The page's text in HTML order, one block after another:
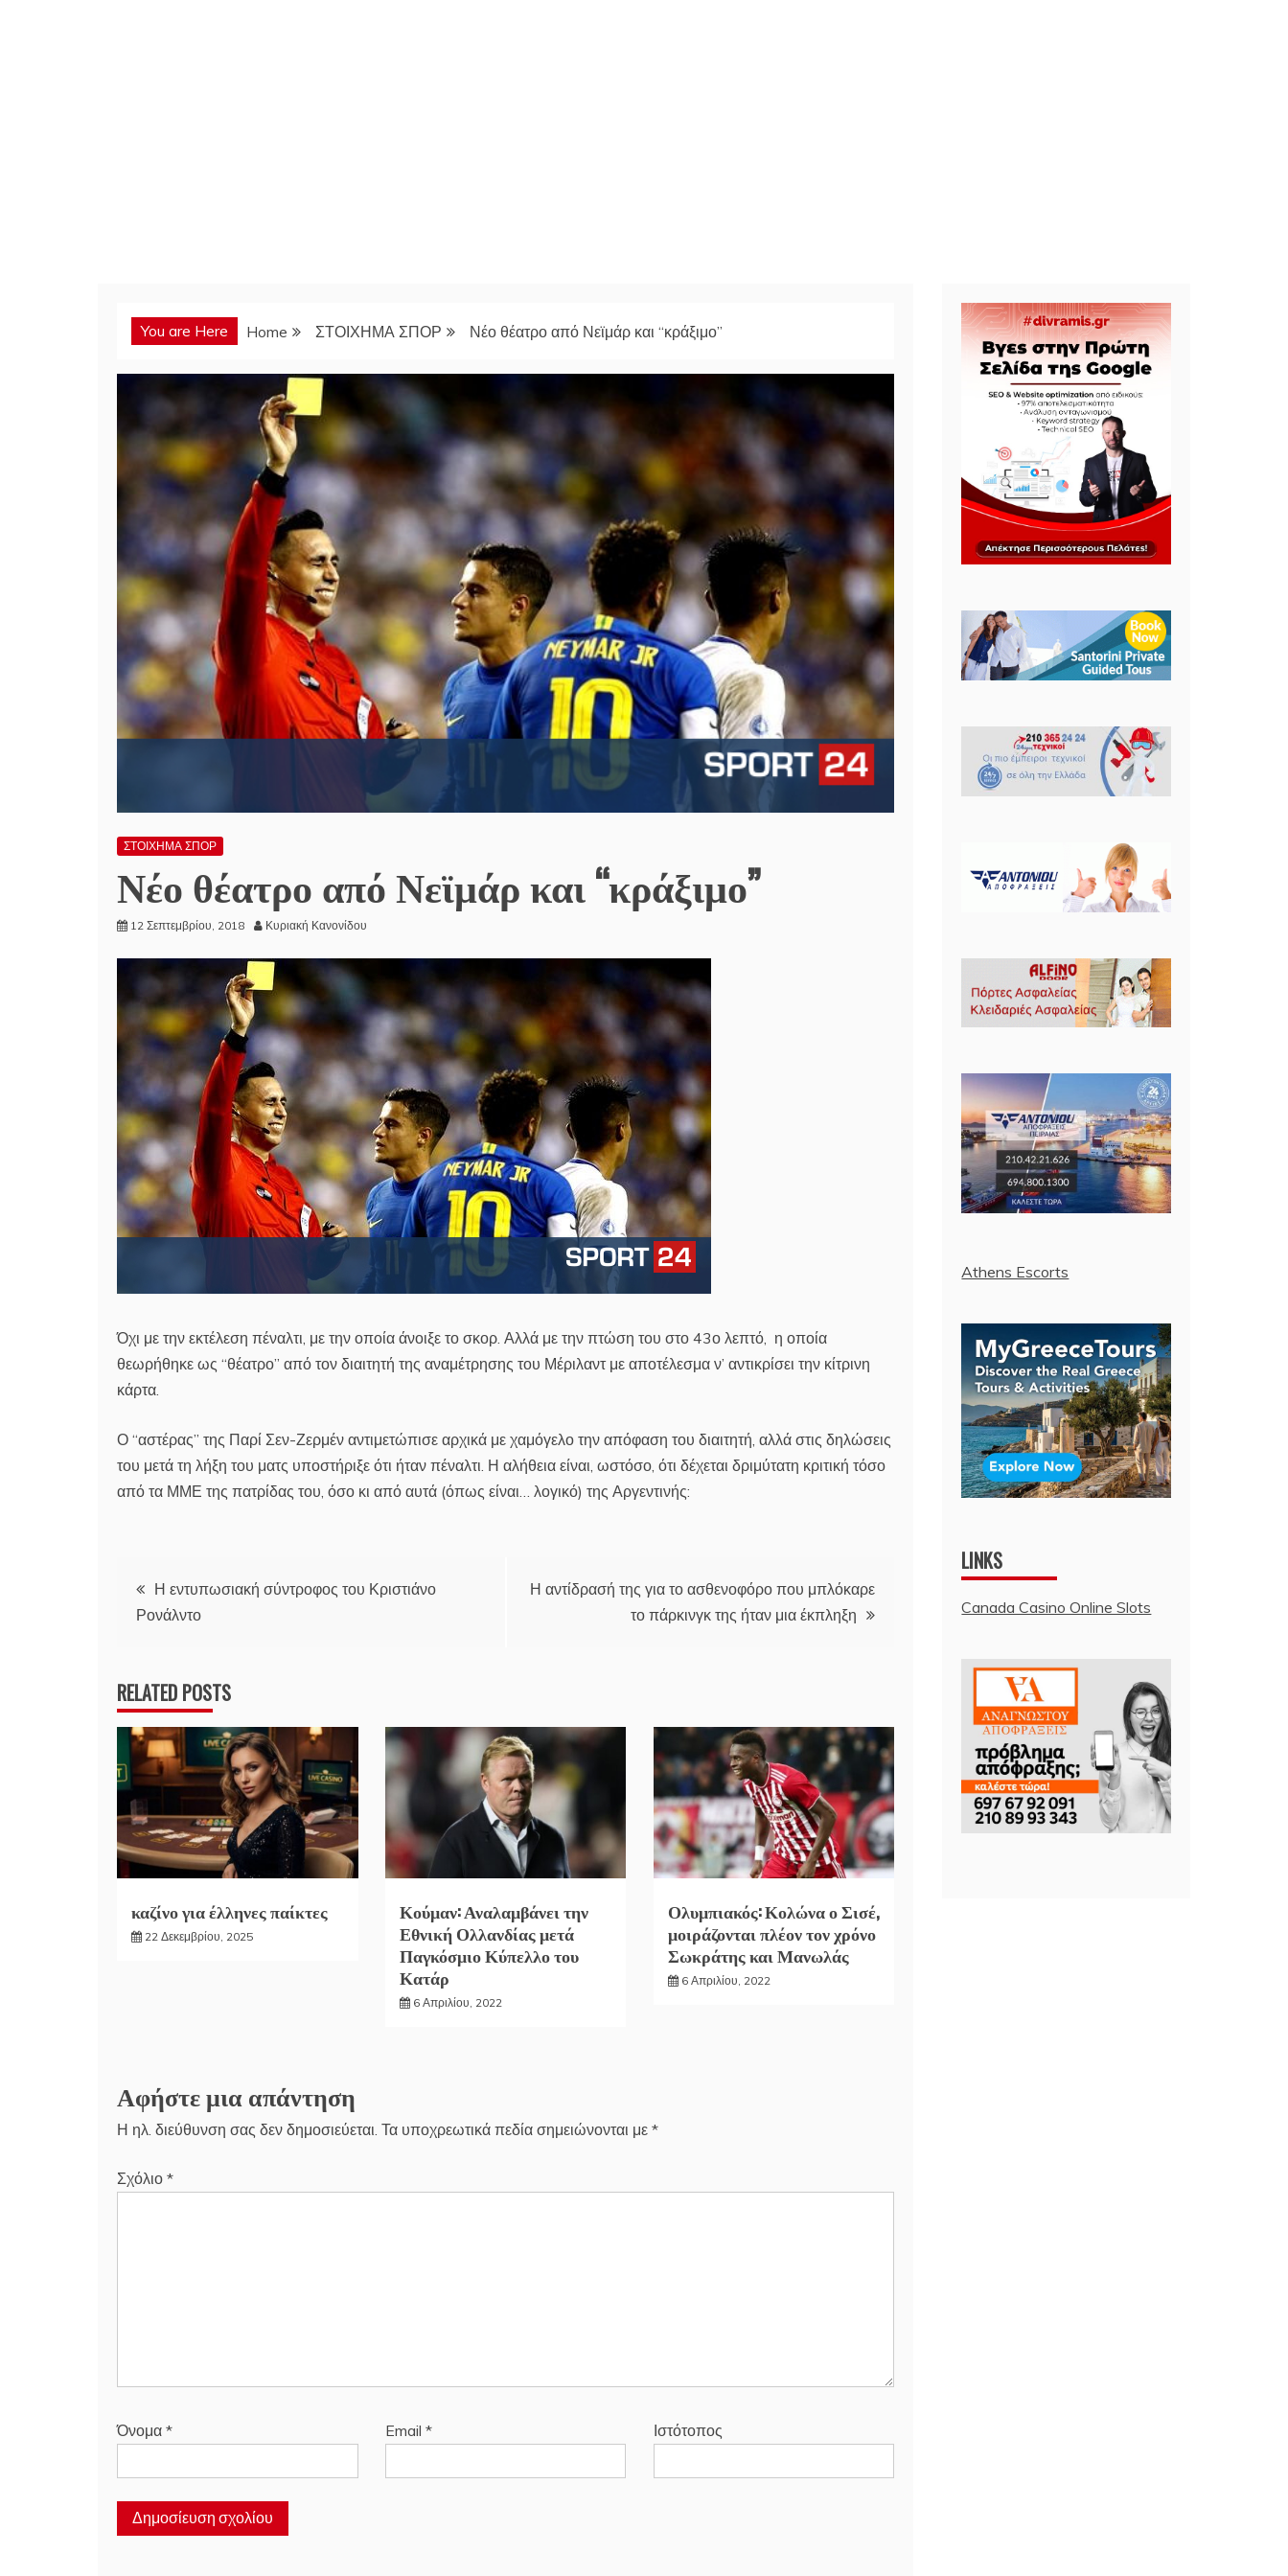
You are Here Home ΣΤΟΙΧΗΜΑ ΣΠΟΡ Νέο θέατρο από Νεϊμάρ και “κράξιμο”
ΣΤΟΙΧΗΜΑ ΣΠΟΡ
Νέο θέατρο από Νεϊμάρ και “κράξιμο”
12 Σεπτεμβρίου, 2018 Κυριακή Κανονίδου
Όχι με την εκτέλεση πέναλτι, με την οποία άνοιξε το σκορ. Αλλά με την πτώση του στο 43ο λεπτό, η οποία
θεωρήθηκε ως “θέατρο” από τον διαιτητή της αναμέτρησης του Μέριλαντ με αποτέλεσμα ν’ αντικρίσει την κίτρινη
κάρτα.
Ο “αστέρας” της Παρί Σεν-Ζερμέν αντιμετώπισε αρχικά με χαμόγελο την απόφαση του διαιτητή, αλλά στις δηλώσεις
του μετά τη λήξη του ματς υποστήριξε ότι ήταν πέναλτι. Η αλήθεια είναι, ωστόσο, ότι δέχεται δριμύτατη κριτική τόσο
από τα ΜΜΕ της πατρίδας του, όσο κι από αυτά (όπως είναι… λογικό) της Αργεντινής:
Πλοήγηση
άρθρων
Η εντυπωσιακή σύντροφος του Κριστιάνο
Ρονάλντο
Η αντίδρασή της για το ασθενοφόρο που μπλόκαρε
το πάρκινγκ της ήταν μια έκπληξη
RELATED POSTS
καζίνο για έλληνες παίκτες
22 Δεκεμβρίου, 2025
Κούμαν: Αναλαμβάνει την
Εθνική Ολλανδίας μετά
Παγκόσμιο Κύπελλο του
Κατάρ
6 Απριλίου, 2022
Ολυμπιακός: Κολώνα ο Σισέ,
μοιράζονται πλέον τον χρόνο
Σωκράτης και Μανωλάς
6 Απριλίου, 2022
Αφήστε μια απάντηση
Η ηλ. διεύθυνση σας δεν δημοσιεύεται. Τα υποχρεωτικά πεδία σημειώνονται με *
Σχόλιο *
Όνομα * Email * Ιστότοπος
Athens Escorts
LINKS
Canada Casino Online Slots